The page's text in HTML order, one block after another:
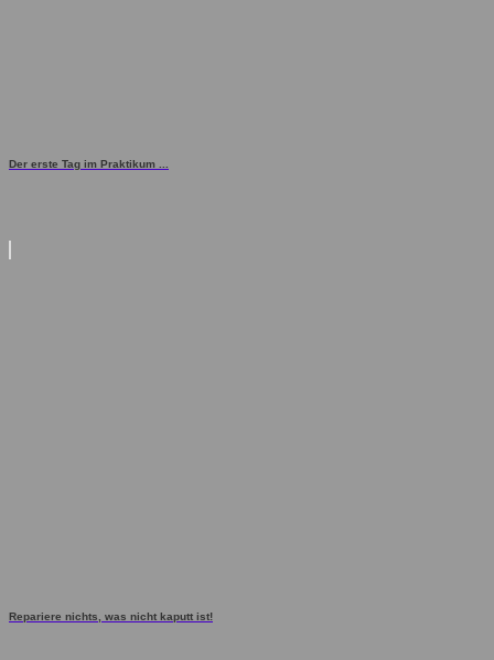
Der erste Tag im Praktikum ...
Repariere nichts, was nicht kaputt ist!